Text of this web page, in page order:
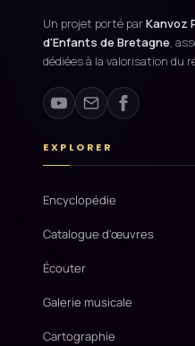
Un projet porté parKanvoz
d'Enfants de Bretagne,
dédiées à la valorisation du
EXPLORER
Encyclopédie
Catalogue d'œuvres
Écouter
Galerie musicale
Cartographie